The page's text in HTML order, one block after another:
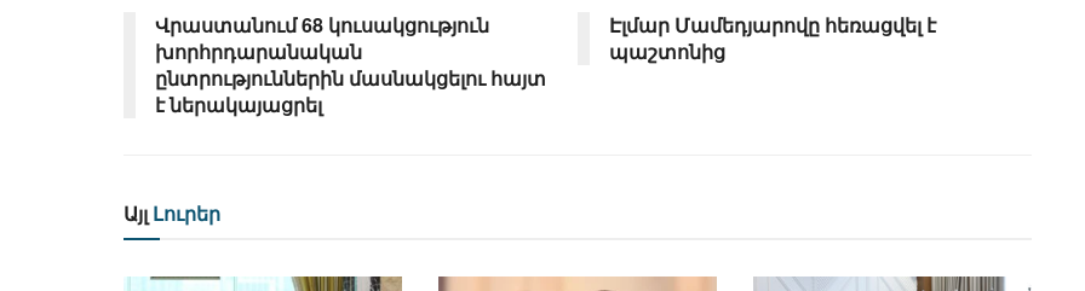
Վրաստանում 68 կուսակցություն
խորհրդարանական
ընտրություններին մասնակցելու հայտ
է ներակայացրել
Էլմար Մամեդյարովը հեռացվել է
պաշտոնից
Այլ Լուրեր